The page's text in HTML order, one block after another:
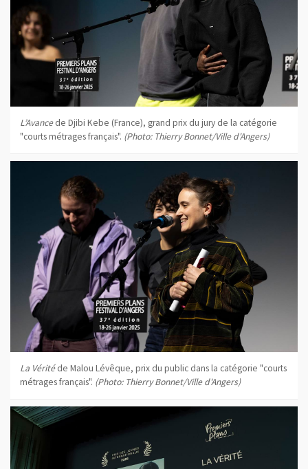
L’Avancede Djibi Kebe (France), grand prix du jury de la catégorie
"courts métrages français". (Photo: Thierry Bonnet/Ville d'Angers)
La Véritéde Malou Lévêque, prix du public dans la catégorie "courts
métrages français". (Photo: Thierry Bonnet/Ville d'Angers)